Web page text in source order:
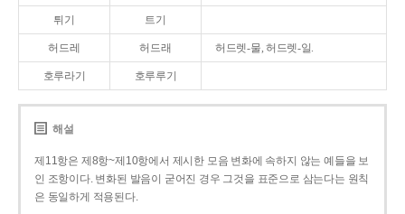
튀기 트기
허드레 허드래 허드렛-물, 허드렛-일.
호루라기 호루루기
해설
제11항은 제8항~제10항에서 제시한 모음 변화에 속하지 않는 예들을 보
인 조항이다. 변화된 발음이 굳어진 경우 그것을 표준으로 삼는다는 원칙
은 동일하게 적용된다.